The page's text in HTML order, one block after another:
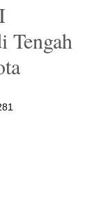
Tengah